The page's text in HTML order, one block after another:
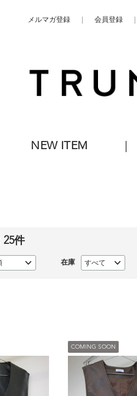
メルマガ登録 会員登録
NEW ITEM
25件
在庫
COMING SOON